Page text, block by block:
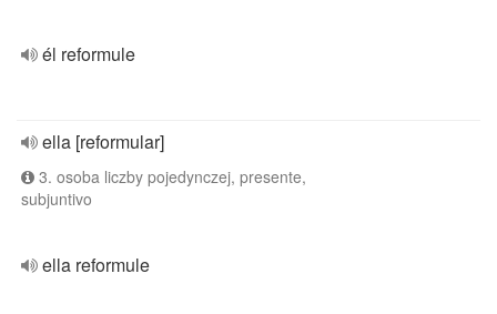
él reformule
ella [reformular]
3. osoba liczby pojedynczej, presente,
subjuntivo
ella reformule